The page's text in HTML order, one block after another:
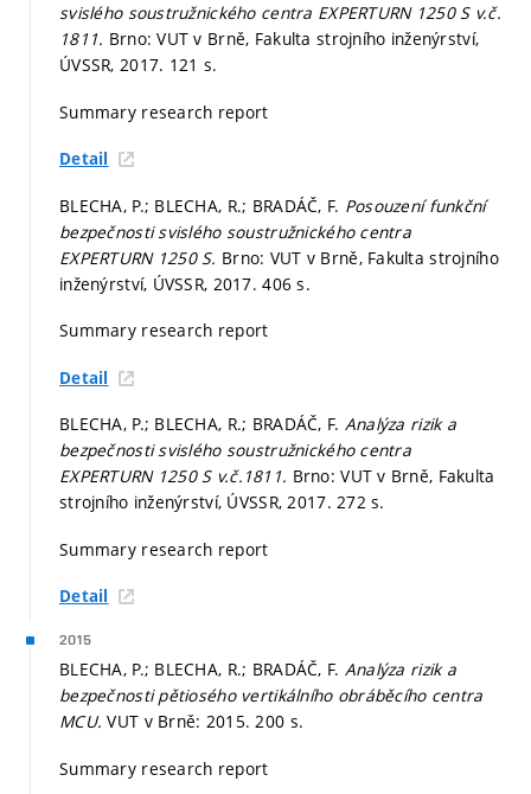
svislého soustružnického centra EXPERTURN 1250 S v.č.
1811. Brno: VUT v Brně, Fakulta strojního inženýrství,
ÚVSSR, 2017. 121 s.
Summary research report
Detail
BLECHA, P.; BLECHA, R.; BRADÁČ, F. Posouzení funkční
bezpečnosti svislého soustružnického centra
EXPERTURN 1250 S. Brno: VUT v Brně, Fakulta strojního
inženýrství, ÚVSSR, 2017. 406 s.
Summary research report
Detail
BLECHA, P.; BLECHA, R.; BRADÁČ, F. Analýza rizik a
bezpečnosti svislého soustružnického centra
EXPERTURN 1250 S v.č.1811. Brno: VUT v Brně, Fakulta
strojního inženýrství, ÚVSSR, 2017. 272 s.
Summary research report
Detail
2015
BLECHA, P.; BLECHA, R.; BRADÁČ, F. Analýza rizik a
bezpečnosti pětiosého vertikálního obráběcího centra
MCU.VUT v Brně: 2015. 200 s.
Summary research report